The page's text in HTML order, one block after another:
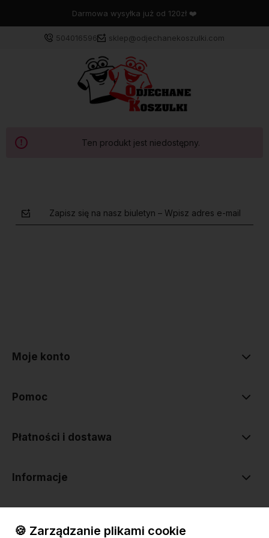
Darmowa wysyłka już od 120zł ❤️
504016596 sklep@odjechanekoszulki.com
Ten produkt jest niedostępny.
Zapisz się na nasz biuletyn – Wpisz adres e-mail
Moje konto
Pomoc
Płatności i dostawa
Informacje
🍪 Zarządzanie plikami cookie